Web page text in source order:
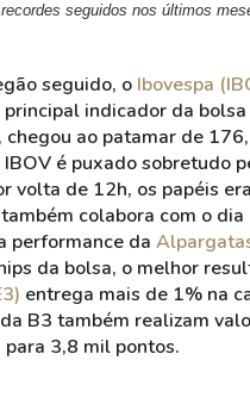
seguidos nos últimos
seguido, o Ibovespa
indicador da
chegou ao patamar de
é puxado sobretudo
volta de 12h, os papéis
também colabora com o
performance da
da bolsa, o melhor
entrega mais de 1% na
B3 também realizam
3,8 mil pontos.